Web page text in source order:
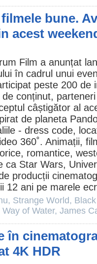
bune.
acest
Film a anunțat
în cadrul unui
peste 200 de
de conținut,
câștigător al
de planeta
- dress code,
360˚. Animații,
romantice,
ca Star Wars,
producții
12 ani pe marele
, Strange World,
of Water, James
în
4K HDR